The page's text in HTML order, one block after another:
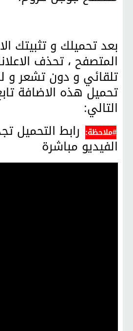
بعد تحميلك و تثبيتك
المتصفح ، تحذف
تلقائي و دون تشعر و
تحميل هذه الاضافة
التالي:
#ملاحظة: رابط التحميل
الفيديو مباشرة